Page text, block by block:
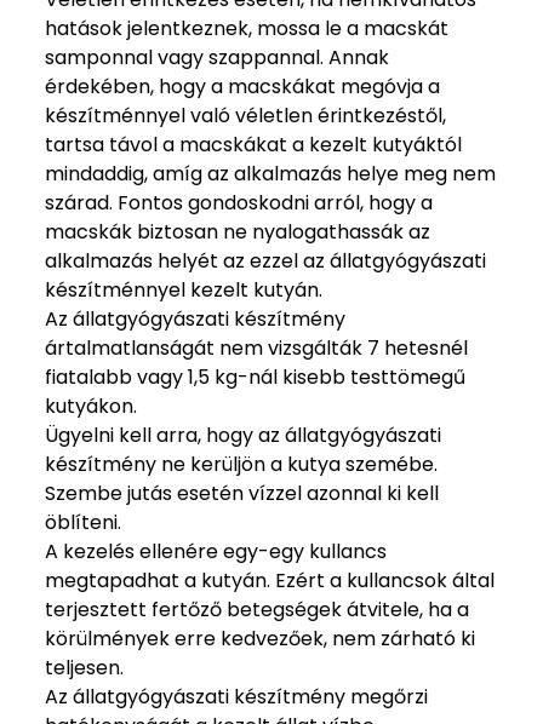
hatások jelentkeznek, mossa le a macskát
samponnal vagy szappannal. Annak
érdekében, hogy a macskákat megóvja a
készítménnyel való véletlen érintkezéstől,
tartsa távol a macskákat a kezelt kutyáktól
mindaddig, amíg az alkalmazás helye meg nem
szárad. Fontos gondoskodni arról, hogy a
macskák biztosan ne nyalogathassák az
alkalmazás helyét az ezzel az állatgyógyászati
készítménnyel kezelt kutyán.
Az állatgyógyászati készítmény
ártalmatlanságát nem vizsgálták 7 hetesnél
fiatalabb vagy 1,5 kg-nál kisebb testtömegű
kutyákon.
Ügyelni kell arra, hogy az állatgyógyászati
készítmény ne kerüljön a kutya szemébe.
Szembe jutás esetén vízzel azonnal ki kell
öblíteni.
A kezelés ellenére egy-egy kullancs
megtapadhat a kutyán. Ezért a kullancsok által
terjesztett fertőző betegségek átvitele, ha a
körülmények erre kedvezőek, nem zárható ki
teljesen.
Az állatgyógyászati készítmény megőrzi